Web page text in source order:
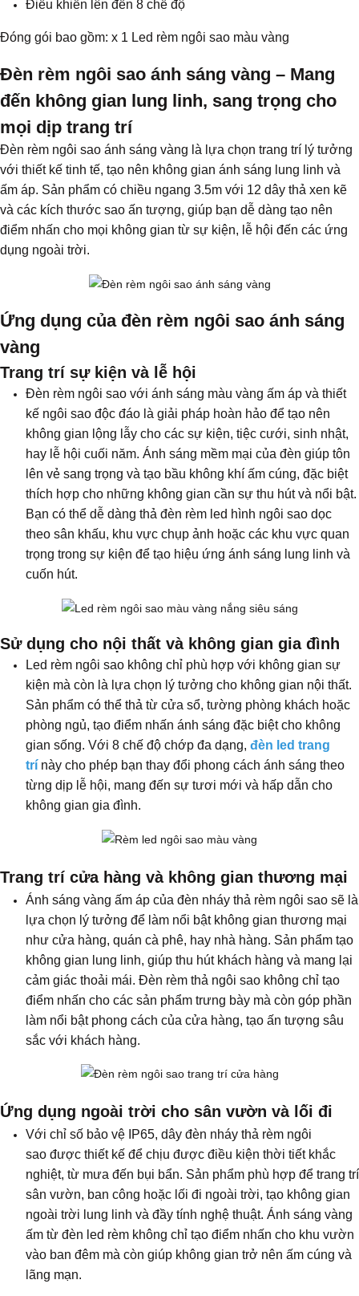
Điều khiển lên đến 8 chế độ
​Đóng gói bao gồm: x 1 Led rèm ngôi sao màu vàng
Đèn rèm ngôi sao ánh sáng vàng – Mang
đến không gian lung linh, sang trọng cho
mọi dịp trang trí
Đèn rèm ngôi sao ánh sáng vàng là lựa chọn trang trí lý tưởng
với thiết kế tinh tế, tạo nên không gian ánh sáng lung linh và
ấm áp. Sản phẩm có chiều ngang 3.5m với 12 dây thả xen kẽ
và các kích thước sao ấn tượng, giúp bạn dễ dàng tạo nên
điểm nhấn cho mọi không gian từ sự kiện, lễ hội đến các ứng
dụng ngoài trời.
Ứng dụng của đèn rèm ngôi sao ánh sáng
vàng
Trang trí sự kiện và lễ hội
Đèn rèm ngôi sao với ánh sáng màu vàng ấm áp và thiết
kế ngôi sao độc đáo là giải pháp hoàn hảo để tạo nên
không gian lộng lẫy cho các sự kiện, tiệc cưới, sinh nhật,
hay lễ hội cuối năm. Ánh sáng mềm mại của đèn giúp tôn
lên vẻ sang trọng và tạo bầu không khí ấm cúng, đặc biệt
thích hợp cho những không gian cần sự thu hút và nổi bật.
Bạn có thể dễ dàng thả đèn rèm led hình ngôi sao dọc
theo sân khấu, khu vực chụp ảnh hoặc các khu vực quan
trọng trong sự kiện để tạo hiệu ứng ánh sáng lung linh và
cuốn hút.
Sử dụng cho nội thất và không gian gia đình
Led rèm ngôi sao không chỉ phù hợp với không gian sự
kiện mà còn là lựa chọn lý tưởng cho không gian nội thất.
Sản phẩm có thể thả từ cửa sổ, tường phòng khách hoặc
phòng ngủ, tạo điểm nhấn ánh sáng đặc biệt cho không
gian sống. Với 8 chế độ chớp đa dạng, đèn led trang
trí này cho phép bạn thay đổi phong cách ánh sáng theo
từng dịp lễ hội, mang đến sự tươi mới và hấp dẫn cho
không gian gia đình.
Trang trí cửa hàng và không gian thương mại
Ánh sáng vàng ấm áp của đèn nháy thả rèm ngôi sao sẽ là
lựa chọn lý tưởng để làm nổi bật không gian thương mại
như cửa hàng, quán cà phê, hay nhà hàng. Sản phẩm tạo
không gian lung linh, giúp thu hút khách hàng và mang lại
cảm giác thoải mái. Đèn rèm thả ngôi sao không chỉ tạo
điểm nhấn cho các sản phẩm trưng bày mà còn góp phần
làm nổi bật phong cách của cửa hàng, tạo ấn tượng sâu
sắc với khách hàng.
Ứng dụng ngoài trời cho sân vườn và lối đi
Với chỉ số bảo vệ IP65, dây đèn nháy thả rèm ngôi
sao được thiết kế để chịu được điều kiện thời tiết khắc
nghiệt, từ mưa đến bụi bẩn. Sản phẩm phù hợp để trang trí
sân vườn, ban công hoặc lối đi ngoài trời, tạo không gian
ngoài trời lung linh và đầy tính nghệ thuật. Ánh sáng vàng
ấm từ đèn led rèm không chỉ tạo điểm nhấn cho khu vườn
vào ban đêm mà còn giúp không gian trở nên ấm cúng và
lãng mạn.